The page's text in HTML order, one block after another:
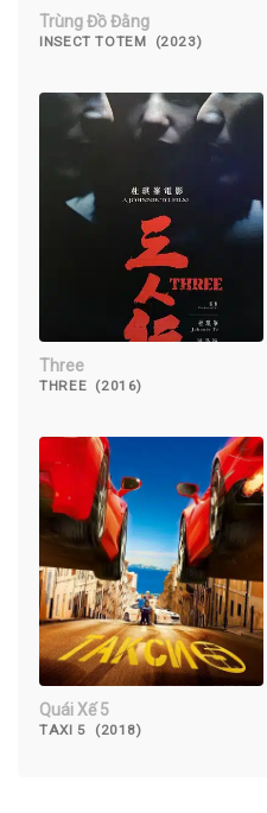
Trùng Đồ Đằng
INSECT TOTEM (2023)
Three
THREE (2016)
Quái Xế 5
TAXI 5 (2018)